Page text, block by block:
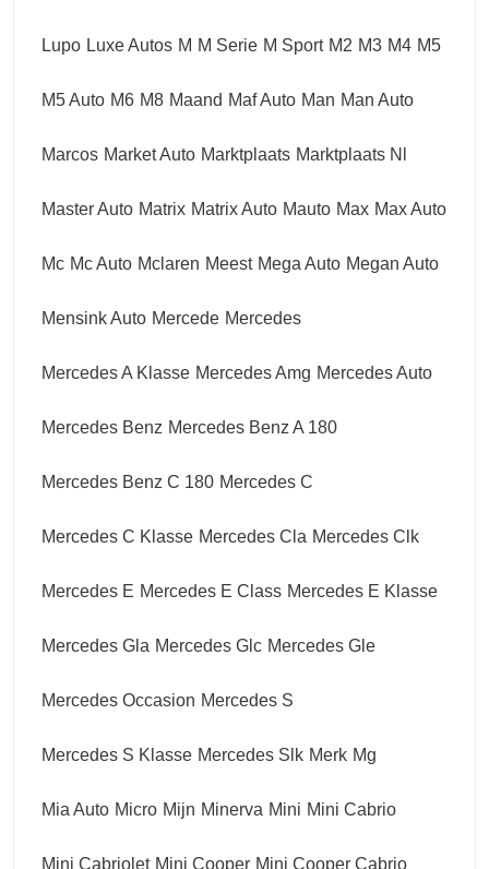
Lupo Luxe Autos M M Serie M Sport M2 M3 M4 M5
M5 Auto M6 M8 Maand Maf Auto Man Man Auto
Marcos Market Auto Marktplaats Marktplaats Nl
Master Auto Matrix Matrix Auto Mauto Max Max Auto
Mc Mc Auto Mclaren Meest Mega Auto Megan Auto
Mensink Auto Mercede Mercedes
Mercedes A Klasse Mercedes Amg Mercedes Auto
Mercedes Benz Mercedes Benz A 180
Mercedes Benz C 180 Mercedes C
Mercedes C Klasse Mercedes Cla Mercedes Clk
Mercedes E Mercedes E Class Mercedes E Klasse
Mercedes Gla Mercedes Glc Mercedes Gle
Mercedes Occasion Mercedes S
Mercedes S Klasse Mercedes Slk Merk Mg
Mia Auto Micro Mijn Minerva Mini Mini Cabrio
Mini Cabriolet Mini Cooper Mini Cooper Cabrio